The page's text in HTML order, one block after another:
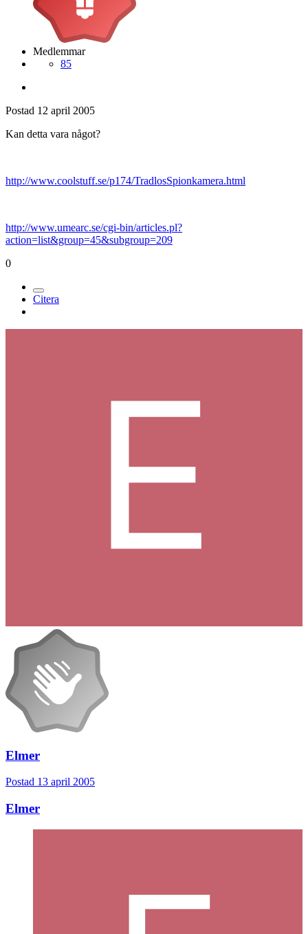
Medlemmar
85
Postad 12 april 2005
Kan detta vara något?
http://www.coolstuff.se/p174/TradlosSpionkamera.html
http://www.umearc.se/cgi-bin/articles.pl?
action=list&group=45&subgroup=209
0
Citera
Elmer
Postad 13 april 2005
Elmer